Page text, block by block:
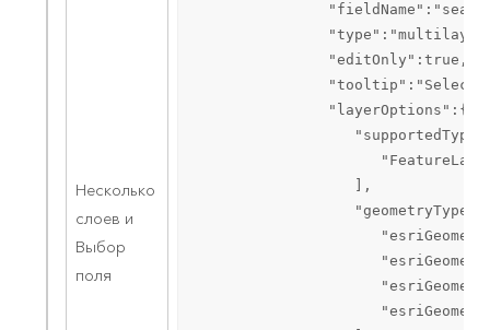
Несколько
слоев и
Выбор
поля
               "editOnly":true,
"tooltip":"Select
               "layerOptions":{
                  ],